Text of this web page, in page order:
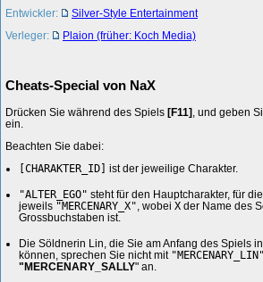
Entwickler:
Silver-Style Entertainment
Verleger:
Plaion (früher: Koch Media)
Cheats-Special von NaX
Drücken Sie während des Spiels [F11] , und geben
ein.
Beachten Sie dabei:
[CHARAKTER_ID]
ist der jeweilige Charakter.
"ALTER_EGO" steht für den Hauptcharakter, für
jeweils "MERCENARY_X", wobei X der Name des
Grossbuchstaben ist.
Die Söldnerin Lin, die Sie am Anfang des Spiels
können, sprechen Sie nicht mit "MERCENARY_LIN"
"MERCENARY_SALLY" an.